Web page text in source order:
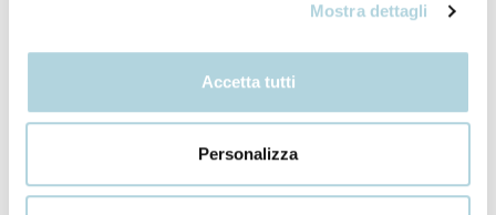
Mostra dettagli
Accetta tutti
Personalizza
Our ingredients